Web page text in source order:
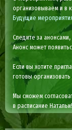
организовываем и в
Будущие
Следите за
Анонс может
Если вы хотите
готовы
Мы сможем
в расписание Натальи!